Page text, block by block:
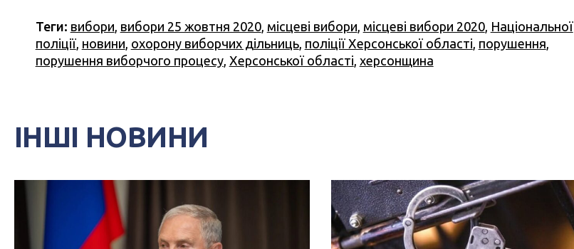
Теги: вибори, вибори 25 жовтня 2020, місцеві вибори, місцеві вибори 2020, Національної
поліції, новини, охорону виборчих дільниць, поліції Херсонської області, порушення,
порушення виборчого процесу, Херсонської області, херсонщина
ІНШІ НОВИНИ